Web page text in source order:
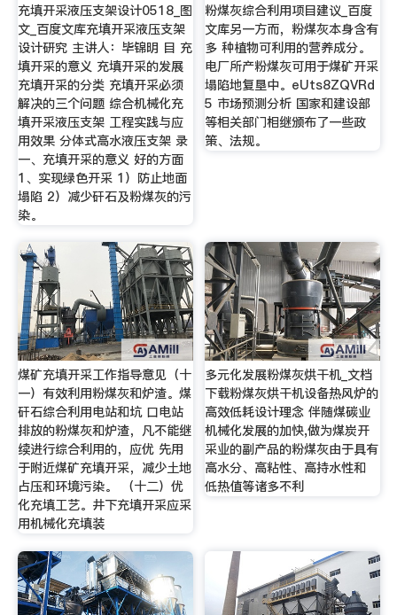
充填开采液压支架设计0518_图
文_百度文库充填开采液压支架
设计研究 主讲人：毕锦明 目 充
填开采的意义 充填开采的发展
充填开采的分类 充填开采必须
解决的三个问题 综合机械化充
填开采液压支架 工程实践与应
用效果 分体式高水液压支架 录
一、充填开采的意义 好的方面
1、实现绿色开采 1）防止地面
塌陷 2）减少矸石及粉煤灰的污
染。
粉煤灰综合利用项目建议_百度
文库另一方而，粉煤灰本身含有
多 种植物可利用的营养成分。
电厂所产粉煤灰可用于煤矿开采
塌陷地复垦中。eUts8ZQVRd
5 市场预测分析 国家和建设部
等相关部门相继颁布了一些政
策、法规。
煤矿充填开采工作指导意见（十
一）有效利用粉煤灰和炉渣。煤
矸石综合利用电站和坑 口电站
排放的粉煤灰和炉渣，凡不能继
续进行综合利用的，应优 先用
于附近煤矿充填开采，减少土地
占压和环境污染。 （十二）优
化充填工艺。井下充填开采应采
用机械化充填装
多元化发展粉煤灰烘干机_文档
下载粉煤灰烘干机设备热风炉的
高效低耗设计理念 伴随煤碳业
机械化发展的加快,做为煤炭开
采业的副产品的粉煤灰由于具有
高水分、高粘性、高持水性和
低热值等诸多不利